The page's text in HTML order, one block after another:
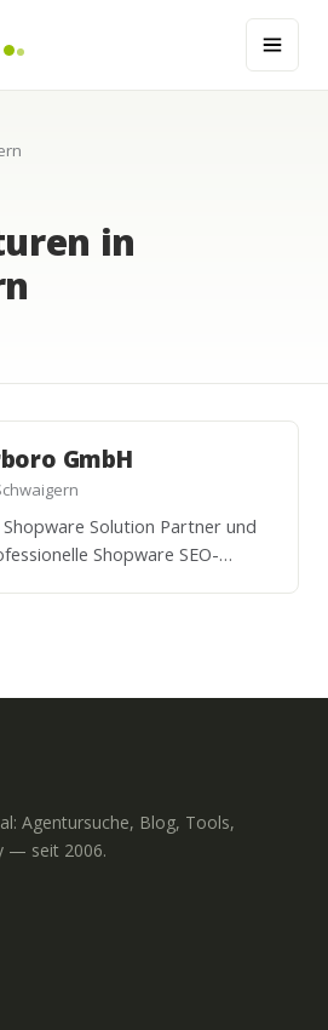
in
GmbH
Shopware Solution Partner und
Shopware SEO-
Agentursuche, Blog, Tools,
— seit 2006.